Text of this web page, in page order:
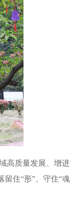
高质量发展、增
住“形”、守住“魂